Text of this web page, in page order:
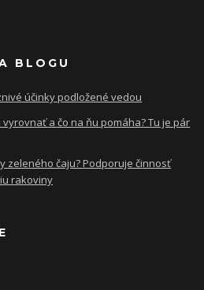
BLOGU
účinky podložené vedou
a čo na ňu pomáha? Tu je pár
zeleného čaju? Podporuje činnosť
rakoviny